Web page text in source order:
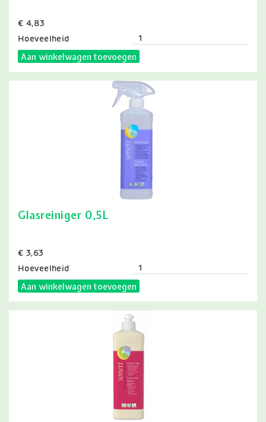
Prijs
€ 4,83
Hoeveelheid
Aan winkelwagen toevoegen
Glasreiniger 0,5L
Prijs
€ 3,63
Hoeveelheid
Aan winkelwagen toevoegen